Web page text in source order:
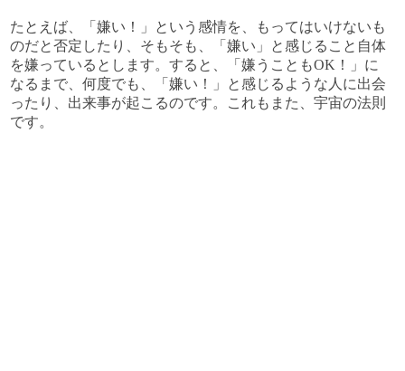
たとえば、「嫌い！」という感情を、もってはいけないも
のだと否定したり、そもそも、「嫌い」と感じること自体
を嫌っているとします。すると、「嫌うこともOK！」に
なるまで、何度でも、「嫌い！」と感じるような人に出会
ったり、出来事が起こるのです。これもまた、宇宙の法則
です。